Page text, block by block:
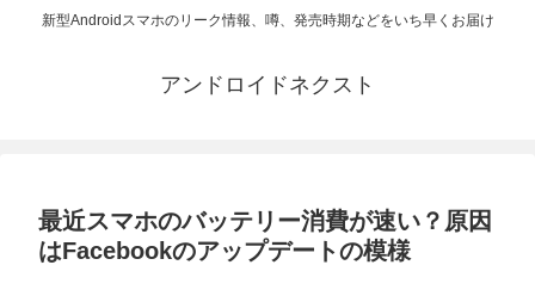
新型Androidスマホのリーク情報、噂、発売時期などをいち早くお届け
アンドロイドネクスト
最近スマホのバッテリー消費が速い？原因
はFacebookのアップデートの模様